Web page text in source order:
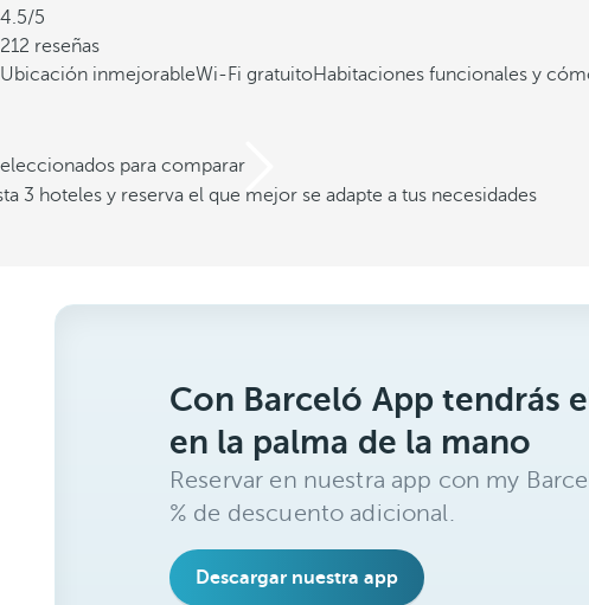
4.5/5
212 reseñas
Ubicación inmejorableWi-Fi gratuitoHabitaciones funcionales y
para comparar
3 hoteles y reserva el que mejor se adapte a tus necesidades
Con Barceló App tendrás
en la palma de la mano
Reservar en nuestra app con my
% de descuento adicional.
Descargar nuestra app